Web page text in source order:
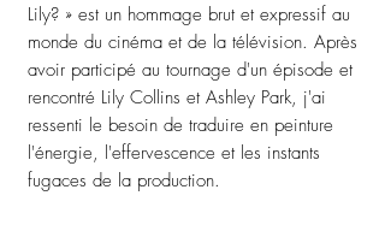
Lily? » est un hommage brut et expressif au
monde du cinéma et de la télévision. Après
avoir participé au tournage d'un épisode et
rencontré Lily Collins et Ashley Park, j'ai
ressenti le besoin de traduire en peinture
l'énergie, l'effervescence et les instants
fugaces de la production.